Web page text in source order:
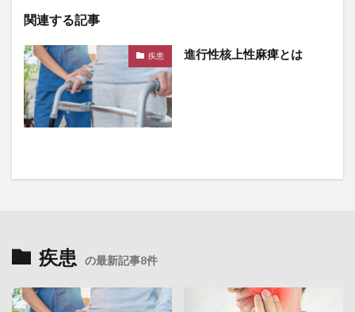
関連する記事
疾患 進行性核上性麻痺とは
疾患 の最新記事8件